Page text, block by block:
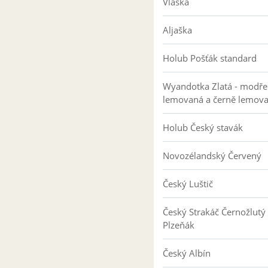
Aljaška
Holub Pošťák standard
Wyandotka Zlatá - modře
lemovaná a černě
Holub Český stavák
Novozélandský Červený
Český Luštič
Český Strakáč Černožlutý
Plzeňák
Český Albín